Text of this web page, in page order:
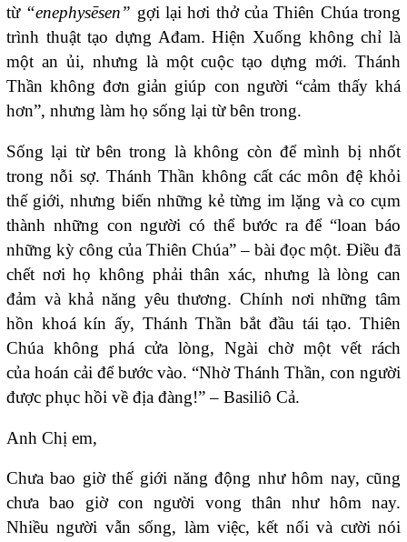
từ “enephysēsen” gợi lại hơi thở của Thiên Chúa trong
trình thuật tạo dựng Ađam. Hiện Xuống không chỉ là
một an ủi, nhưng là một cuộc tạo dựng mới. Thánh
Thần không đơn giản giúp con người “cảm thấy khá
hơn”, nhưng làm họ sống lại từ bên trong.
Sống lại từ bên trong là không còn để mình bị nhốt
trong nỗi sợ. Thánh Thần không cất các môn đệ khỏi
thế giới, nhưng biến những kẻ từng im lặng và co cụm
thành những con người có thể bước ra để “loan báo
những kỳ công của Thiên Chúa” – bài đọc một. Điều đã
chết nơi họ không phải thân xác, nhưng là lòng can
đảm và khả năng yêu thương. Chính nơi những tâm
hồn khoá kín ấy, Thánh Thần bắt đầu tái tạo. Thiên
Chúa không phá cửa lòng, Ngài chờ một vết rách
của hoán cải để bước vào. “Nhờ Thánh Thần, con người
được phục hồi về địa đàng!” – Basiliô Cả.
Anh Chị em,
Chưa bao giờ thế giới năng động như hôm nay, cũng
chưa bao giờ con người vong thân như hôm nay.
Nhiều người vẫn sống, làm việc, kết nối và cười nói